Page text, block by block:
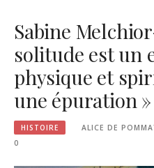
Sabine
solitude est un
physique et
une épuration »
HISTOIRE ALICE DE
0